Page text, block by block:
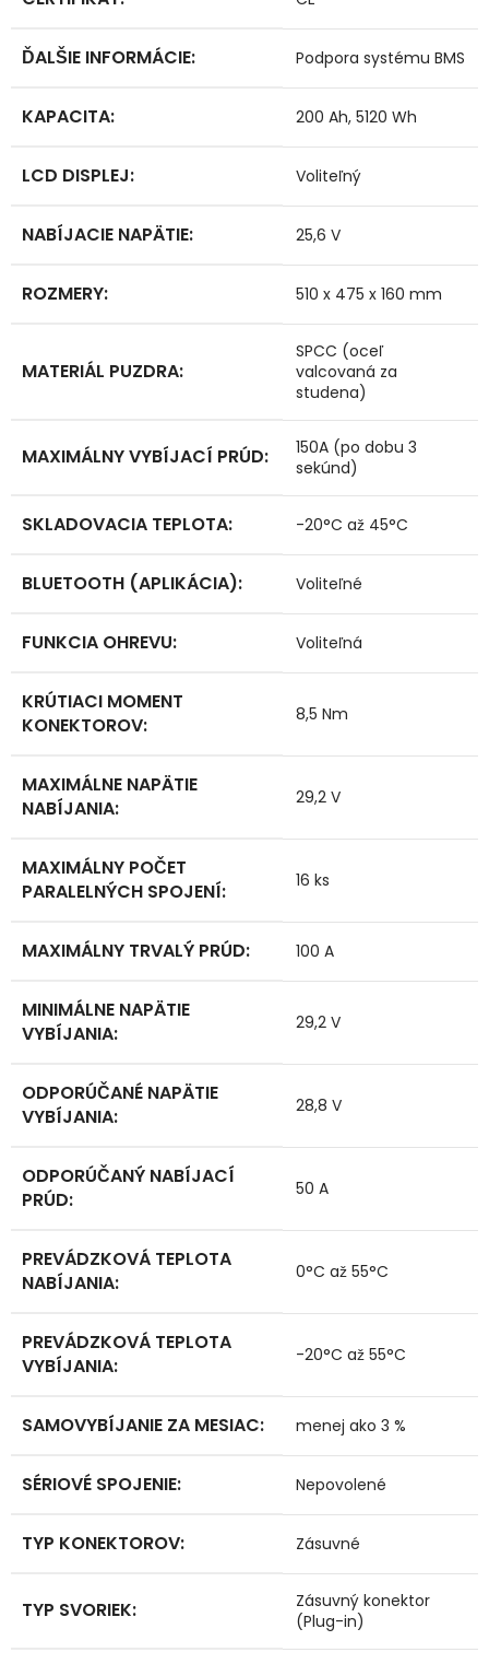
ĎALŠIE INFORMÁCIE: Podpora systému BMS
KAPACITA: 200 Ah, 5120 Wh
LCD DISPLEJ: Voliteľný
NABÍJACIE NAPÄTIE: 25,6 V
ROZMERY: 510 x 475 x 160 mm
MATERIÁL PUZDRA:
SPCC (oceľ
valcovaná za
studena)
MAXIMÁLNY VYBÍJACÍ PRÚD:
150A (po dobu 3
sekúnd)
SKLADOVACIA TEPLOTA: -20°C až 45°C
BLUETOOTH (APLIKÁCIA): Voliteľné
FUNKCIA OHREVU: Voliteľná
KRÚTIACI MOMENT
KONEKTOROV: 8,5 Nm
MAXIMÁLNE NAPÄTIE
NABÍJANIA: 29,2 V
MAXIMÁLNY POČET
PARALELNÝCH SPOJENÍ: 16 ks
MAXIMÁLNY TRVALÝ PRÚD: 100 A
MINIMÁLNE NAPÄTIE
VYBÍJANIA: 29,2 V
ODPORÚČANÉ NAPÄTIE
VYBÍJANIA: 28,8 V
ODPORÚČANÝ NABÍJACÍ
PRÚD: 50 A
PREVÁDZKOVÁ TEPLOTA
NABÍJANIA: 0°C až 55°C
PREVÁDZKOVÁ TEPLOTA
VYBÍJANIA: -20°C až 55°C
SAMOVYBÍJANIE ZA MESIAC: menej ako 3 %
SÉRIOVÉ SPOJENIE: Nepovolené
TYP KONEKTOROV: Zásuvné
TYP SVORIEK:
Zásuvný konektor
(Plug-in)